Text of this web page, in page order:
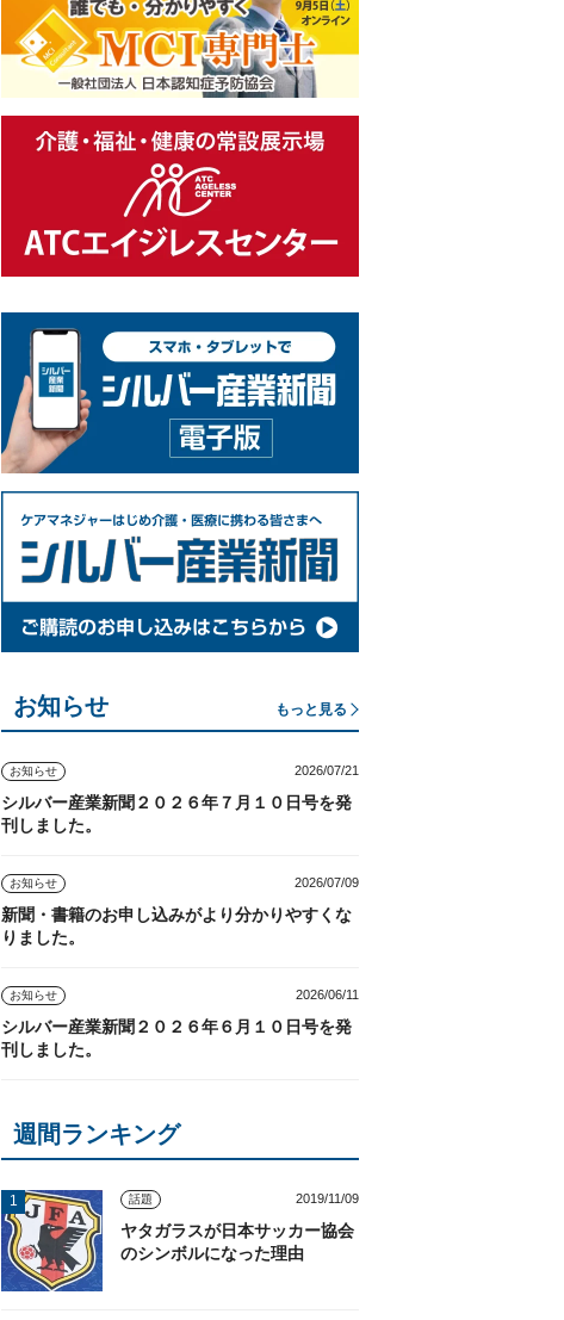
お知らせ もっと見る
お知らせ 2026/07/21
シルバー産業新聞２０２６年７月１０日号を発
刊しました。
お知らせ 2026/07/09
新聞・書籍のお申し込みがより分かりやすくな
りました。
お知らせ 2026/06/11
シルバー産業新聞２０２６年６月１０日号を発
刊しました。
週間ランキング
話題 2019/11/09
ヤタガラスが日本サッカー協会
のシンボルになった理由